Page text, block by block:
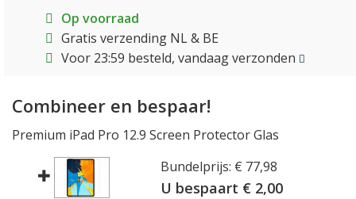
Op voorraad
Gratis verzending NL & BE
Voor 23:59 besteld, vandaag verzonden
Combineer en bespaar!
Premium iPad Pro 12.9 Screen Protector Glas
Bundelprijs: € 77,98
U bespaart € 2,00